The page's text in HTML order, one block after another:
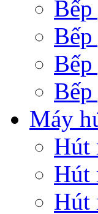
Bếp
Máy
Hút
Hút
Hút